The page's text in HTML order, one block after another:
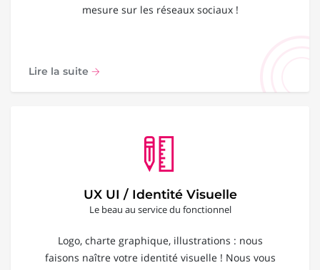
mesure sur les réseaux sociaux !
Lire la suite
UX UI / Identité Visuelle
Le beau au service du fonctionnel
Logo, charte graphique, illustrations : nous
faisons naître votre identité visuelle ! Nous vous